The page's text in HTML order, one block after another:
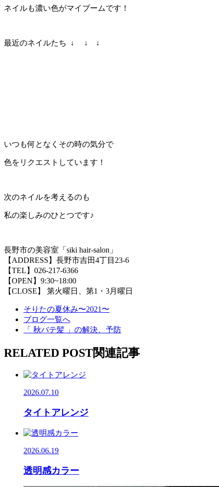
ネイルも濃い色がマイブームです！
最近のネイルたち ↓ ↓ ↓
いつも何となくその時の気分で
色をリクエストしています！
次のネイルを考えるのも
私の楽しみのひとつです♪
長野市の美容室「siki hair-salon」
【ADDRESS】長野市吉田4丁目23-6
【TEL】026-217-6366
【OPEN】9:30~18:00
【CLOSE】 第火曜日、第1・3月曜日
そりたの夏休み〜2021〜
ブログ一覧へ
「 秋バテ髪 」の解決、予防
RELATED POST関連記事
2026.07.10
タイトアレンジ
2026.06.19
透明感カラー